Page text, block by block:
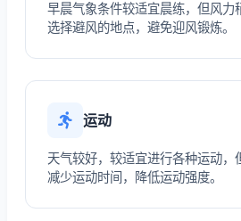
早晨气象条件较适宜晨练，但风力
选择避风的地点，避免迎风锻炼。
运动
天气较好，较适宜进行各种运动，
减少运动时间，降低运动强度。